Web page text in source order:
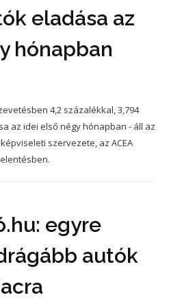
eladása az
hónapban
4,2 százalékkal, 3,794
az idei első négy hónapban - áll az
szervezete, az ACEA
egyre
autók